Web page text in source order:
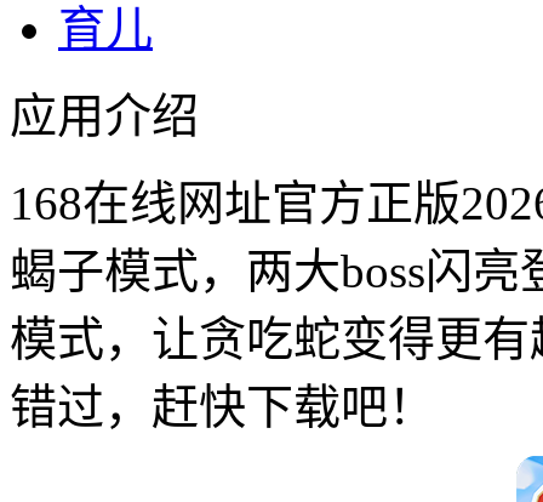
育儿
应用介绍
168在线网址官方正版
蝎子模式，两大boss闪
模式，让贪吃蛇变得更
错过，赶快下载吧！